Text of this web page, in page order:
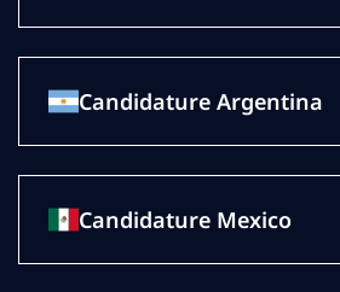
Candidature Argentina
Candidature Mexico